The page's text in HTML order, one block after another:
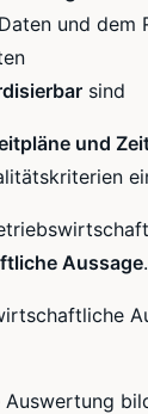
und dem
sind
und
Aussage.